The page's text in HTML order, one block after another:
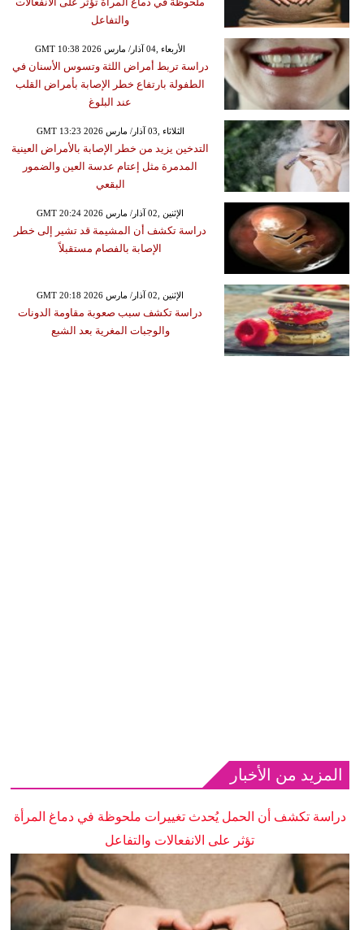
والتفاعل
GMT 10:38 2026 الأربعاء ,04 آذار/ مارس
دراسة تربط أمراض اللثة وتسوس الأسنان في
الطفولة بارتفاع خطر الإصابة بأمراض القلب
عند البلوغ
GMT 13:23 2026 الثلاثاء ,03 آذار/ مارس
التدخين يزيد من خطر الإصابة بالأمراض العينية
المدمرة مثل إعتام عدسة العين والضمور
البقعي
GMT 20:24 2026 الإثنين ,02 آذار/ مارس
دراسة تكشف أن المشيمة قد تشير إلى خطر
الإصابة بالفصام مستقبلاً
GMT 20:18 2026 الإثنين ,02 آذار/ مارس
دراسة تكشف سبب صعوبة مقاومة الدونات
والوجبات المغرية بعد الشبع
المزيد من الأخبار
دراسة تكشف أن الحمل يُحدث تغييرات ملحوظة في دماغ المرأة
تؤثر على الانفعالات والتفاعل